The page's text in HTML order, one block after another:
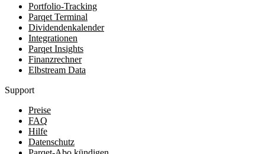
Portfolio-Tracking
Parqet Terminal
Dividendenkalender
Integrationen
Parqet Insights
Finanzrechner
Elbstream Data
Support
Preise
FAQ
Hilfe
Datenschutz